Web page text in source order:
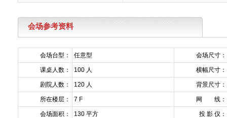
会场参考资料
会场台型： 任意型 会场尺寸：
课桌人数： 100 人 横幅尺寸：
剧院人数： 120 人 背景尺寸：
所在楼层： 7 F 网 线：
会场面积： 130 平方 投 影 仪：